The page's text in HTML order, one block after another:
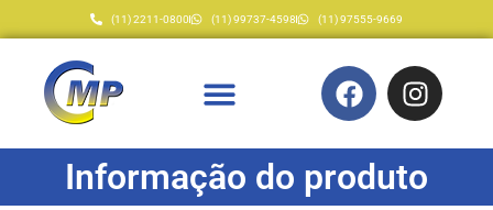
(11) 2211-0800 (11) 99737-4598 (11) 97555-9669
Informação do produto